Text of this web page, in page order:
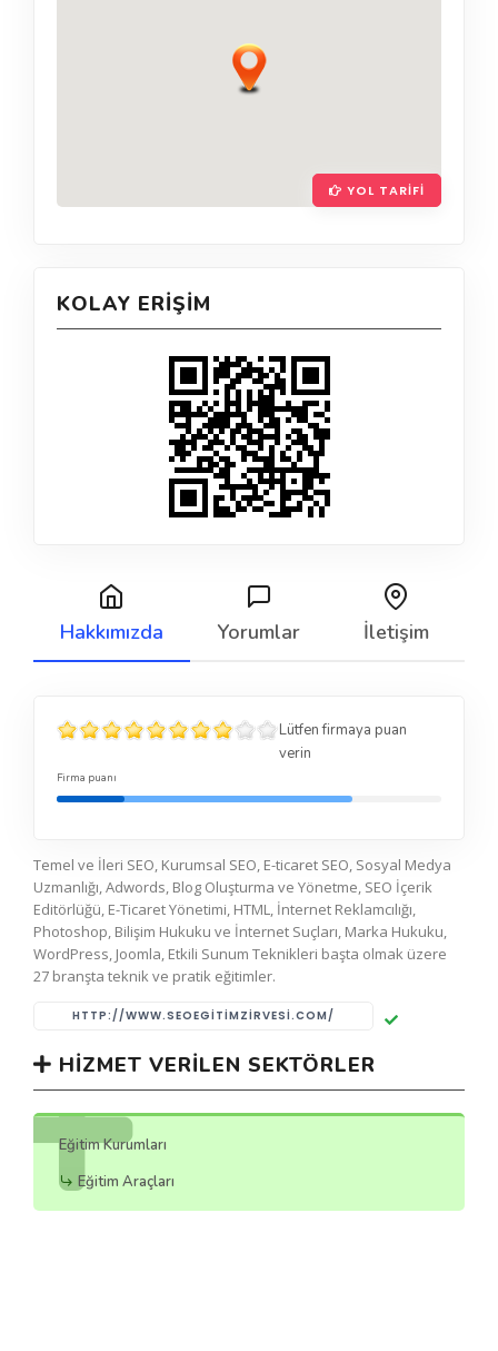
YOL TARIFI
KOLAY ERIŞIM
Hakkımızda Yorumlar İletişim
Lütfen firmaya puan
verin
Firma puanı
Temel ve İleri SEO, Kurumsal SEO, E-ticaret SEO, Sosyal Medya
Uzmanlığı, Adwords, Blog Oluşturma ve Yönetme, SEO İçerik
Editörlüğü, E-Ticaret Yönetimi, HTML, İnternet Reklamcılığı,
Photoshop, Bilişim Hukuku ve İnternet Suçları, Marka Hukuku,
WordPress, Joomla, Etkili Sunum Teknikleri başta olmak üzere
27 branşta teknik ve pratik eğitimler.
HTTP://WWW.SEOEGITIMZIRVESI.COM/
HIZMET VERILEN SEKTÖRLER
Eğitim Kurumları
Eğitim Araçları